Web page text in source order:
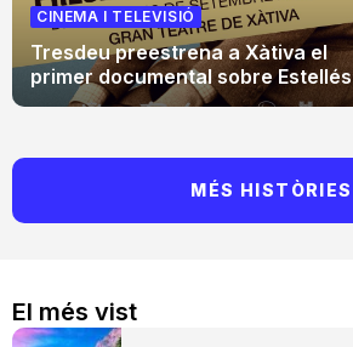
El més vist
CINEMA I TELEVISIÓ
Tresdeu preestrena a Xàtiva el
primer documental sobre Estellés
MÉS HISTÒRIES